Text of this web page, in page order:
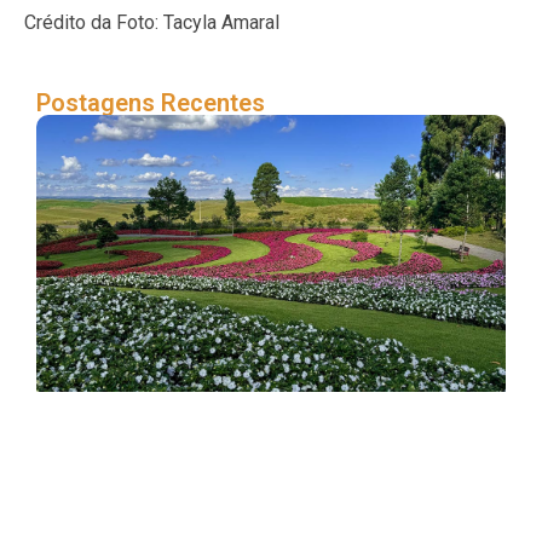
Crédito da Foto: Tacyla Amaral
Postagens Recentes